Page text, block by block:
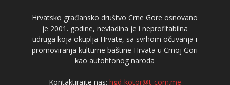
Hrvatsko građansko društvo Crne Gore osnovano
je 2001. godine, nevladina je i neprofitabilna
udruga koja okuplja Hrvate, sa svrhom očuvanja i
promoviranja kulturne baštine Hrvata u Crnoj Gori
kao autohtonog naroda
Kontaktirajte nas: hgd-kotor@t-com.me